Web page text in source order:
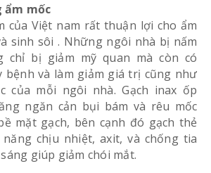
ẩm mốc
của Việt nam rất thuận lợi cho ẩm
sinh sôi . Những ngôi nhà bị nấm
chỉ bị giảm mỹ quan mà còn có
bệnh và làm giảm giá trị cũng như
của mỗi ngôi nhà. Gạch inax ốp
ngăn cản bụi bám và rêu mốc
mặt gạch, bên cạnh đó gạch thẻ
chịu nhiệt, axit, và chống tia
giúp giảm chói mắt.